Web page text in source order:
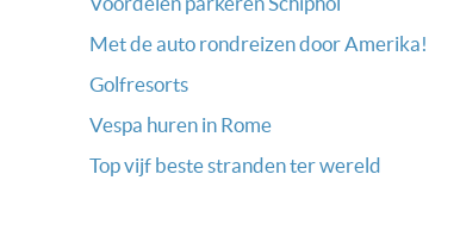
Met de auto rondreizen door Amerika!
Golfresorts
Vespa huren in Rome
Top vijf beste stranden ter wereld